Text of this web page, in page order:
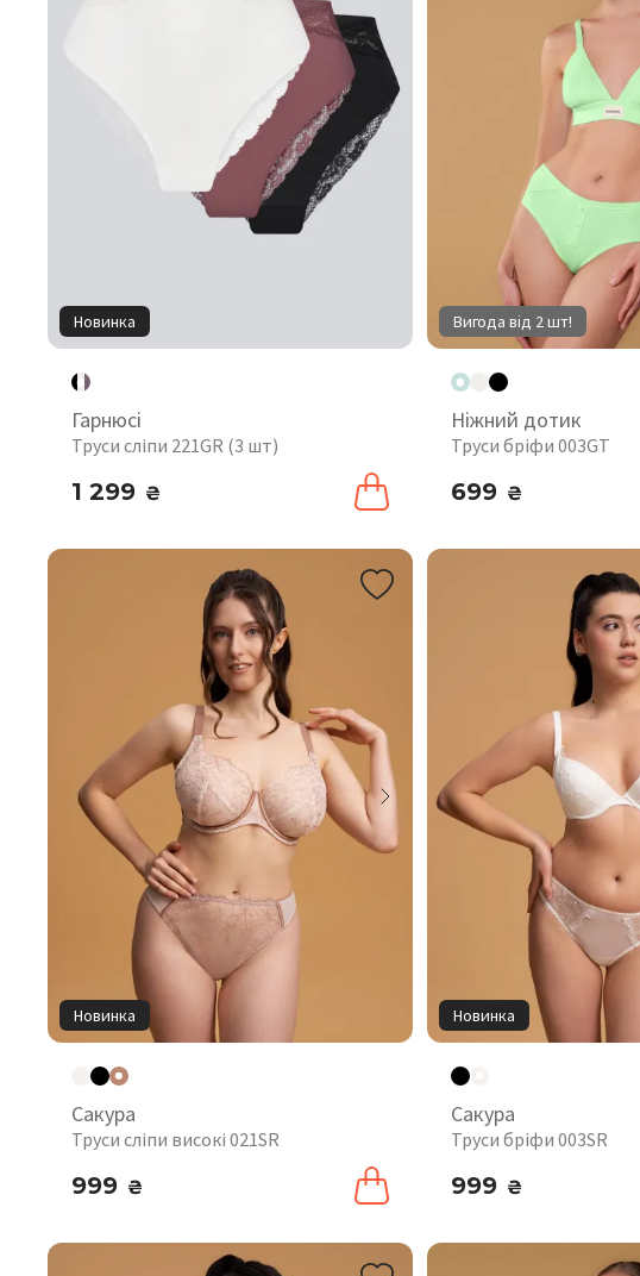
Новинка
Гарнюсі
Труси сліпи 221GR (3 шт)
1 299 ₴
Вигода від 2 шт!
Ніжний дотик
Труси бріфи 003GT
699 ₴
Новинка
Сакура
Труси сліпи високі 021SR
999 ₴
Новинка
Сакура
Труси бріфи 003SR
999 ₴